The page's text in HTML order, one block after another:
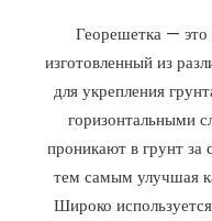
Георешетка — это
изготовленный из
для укрепления
горизонтальными
проникают в грунт за
тем самым улучшая
Широко